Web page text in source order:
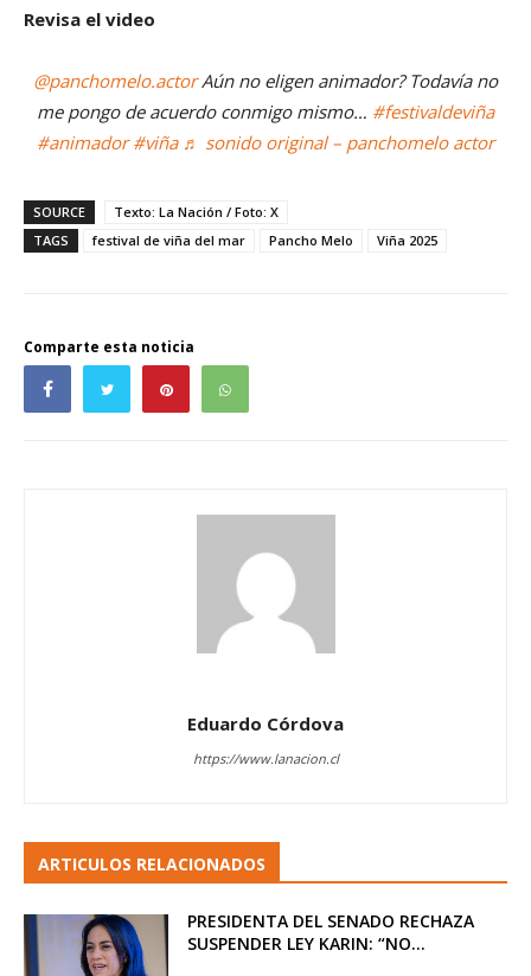
Revisa el video
@panchomelo.actorAún no eligen animador? Todavía no
me pongo de acuerdo conmigo mismo… #festivaldeviña
#animador #viña ♬ sonido original – panchomelo actor
SOURCE
Texto: La Nación / Foto: X
TAGS
festival de viña del mar Pancho Melo Viña 2025
Comparte esta noticia
Eduardo Córdova
https://www.lanacion.cl
ARTICULOS RELACIONADOS
PRESIDENTA DEL SENADO RECHAZA
SUSPENDER LEY KARIN: “NO...